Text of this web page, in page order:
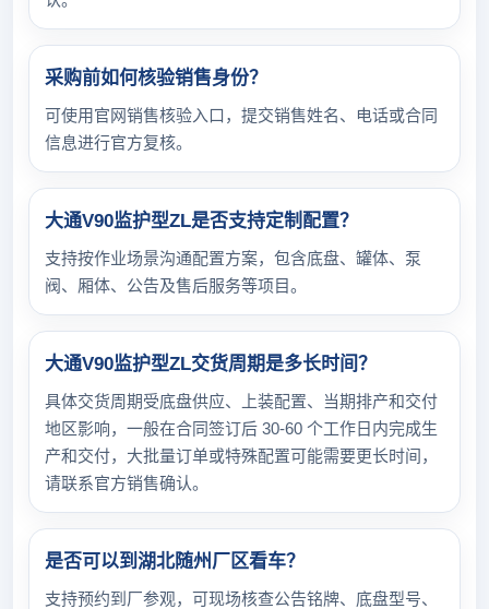
采购前如何核验销售身份？
可使用官网销售核验入口，提交销售姓名、电话或合同
信息进行官方复核。
大通V90监护型ZL是否支持定制配置？
支持按作业场景沟通配置方案，包含底盘、罐体、泵
阀、厢体、公告及售后服务等项目。
大通V90监护型ZL交货周期是多长时间？
具体交货周期受底盘供应、上装配置、当期排产和交付
地区影响，一般在合同签订后 30-60 个工作日内完成生
产和交付，大批量订单或特殊配置可能需要更长时间，
请联系官方销售确认。
是否可以到湖北随州厂区看车？
支持预约到厂参观，可现场核查公告铭牌、底盘型号、